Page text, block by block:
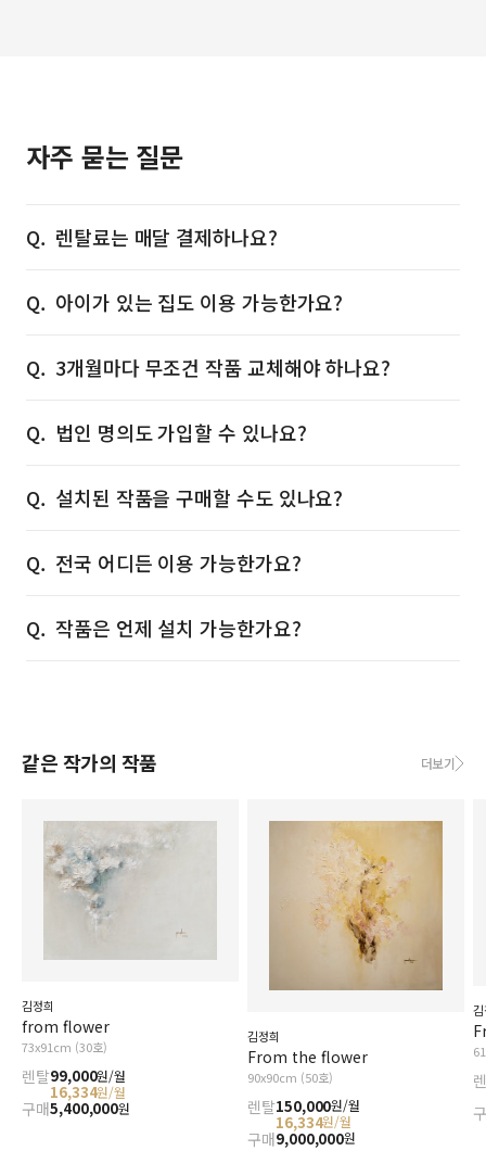
자주 묻는 질문
렌탈료는 매달 결제하나요?
아이가 있는 집도 이용 가능한가요?
3개월마다 무조건 작품 교체해야 하나요?
법인 명의도 가입할 수 있나요?
설치된 작품을 구매할 수도 있나요?
전국 어디든 이용 가능한가요?
작품은 언제 설치 가능한가요?
같은 작가의 작품 더보기
김정희
from flower
73x91cm (30호)
렌탈99,000원/월
16,334원/월
구매5,400,000원
김정희
From the flower
90x90cm (50호)
렌탈150,000원/월
16,334원/월
구매9,000,000원